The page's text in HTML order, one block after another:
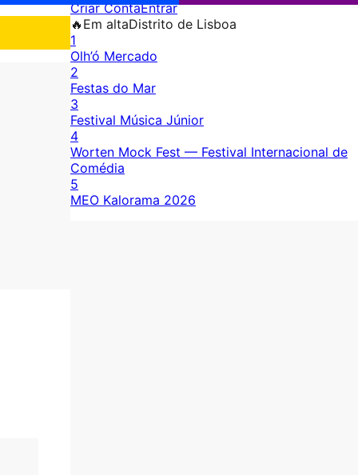
Criar ContaEntrar
🔥 Em altaDistrito de Lisboa
1
Olh’ó Mercado
2
Festas do Mar
3
Festival Música Júnior
4
Worten Mock Fest — Festival Internacional de
Comédia
5
MEO Kalorama 2026